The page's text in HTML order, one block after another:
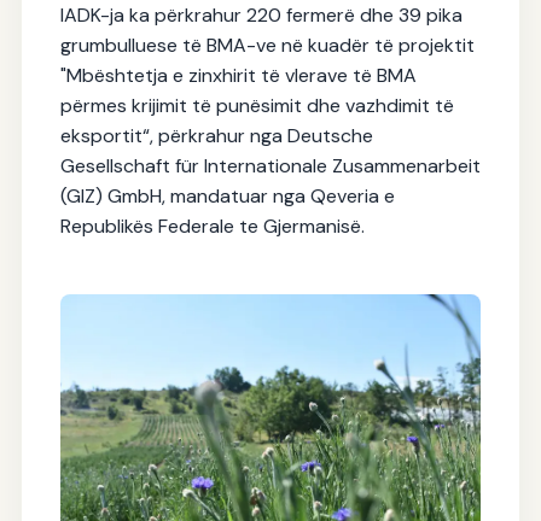
IADK-ja ka përkrahur 220 fermerë dhe 39 pika
grumbulluese të BMA-ve në kuadër të projektit
"Mbështetja e zinxhirit të vlerave të BMA
përmes krijimit të punësimit dhe vazhdimit të
eksportit“, përkrahur nga Deutsche
Gesellschaft für Internationale Zusammenarbeit
(GIZ) GmbH, mandatuar nga Qeveria e
Republikës Federale te Gjermanisë.